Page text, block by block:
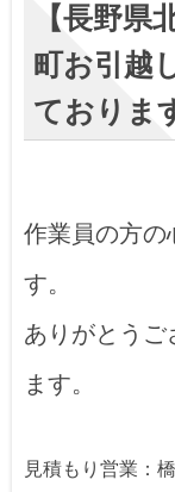
【長野
町お引越
ておりま
作業員の方の
す。
ありがとうご
ます。
見積もり営業：